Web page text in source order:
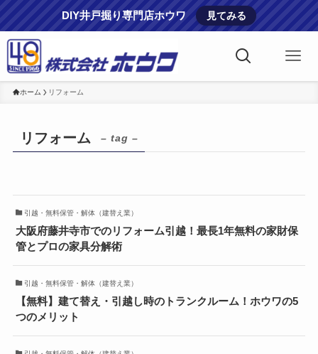
DIY井戸掘り専門店ホウワ 見てみる
ホーム リフォーム
リフォーム – tag –
引越・無料保管・解体（建替え業）
大阪府藤井寺市でのリフォーム引越！最長1年無料の家財保
管とプロの家具分解術
引越・無料保管・解体（建替え業）
【無料】建て替え・引越し時のトランクルーム！ホウワの5
つのメリット